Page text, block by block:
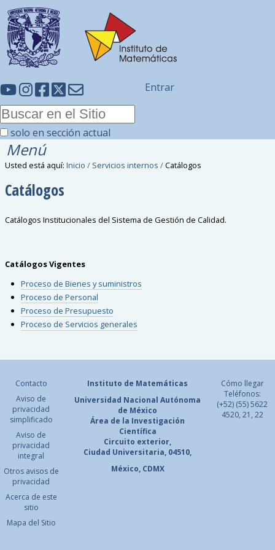
solo en sección actual
Entrar
Menú
Usted está aquí: Inicio / Servicios internos /Catálogos
Catálogos
Catálogos Institucionales del Sistema de Gestión de Calidad.
Catálogos Vigentes
Proceso de Bienes y suministros
Proceso de Personal
Proceso de Presupuesto
Proceso de Servicios generales
Contacto
Aviso de
privacidad
simplificado
Aviso de
privacidad
integral
Otros avisos de
privacidad
Acerca de este
sitio
Mapa del Sitio
Instituto de Matemáticas
Universidad Nacional Autónoma
de México
Área de la Investigación
Científica
Circuito exterior,
Ciudad Universitaria, 04510,
México, CDMX
Cómo llegar
Teléfonos:
(+52) (55) 5622
4520, 21, 22